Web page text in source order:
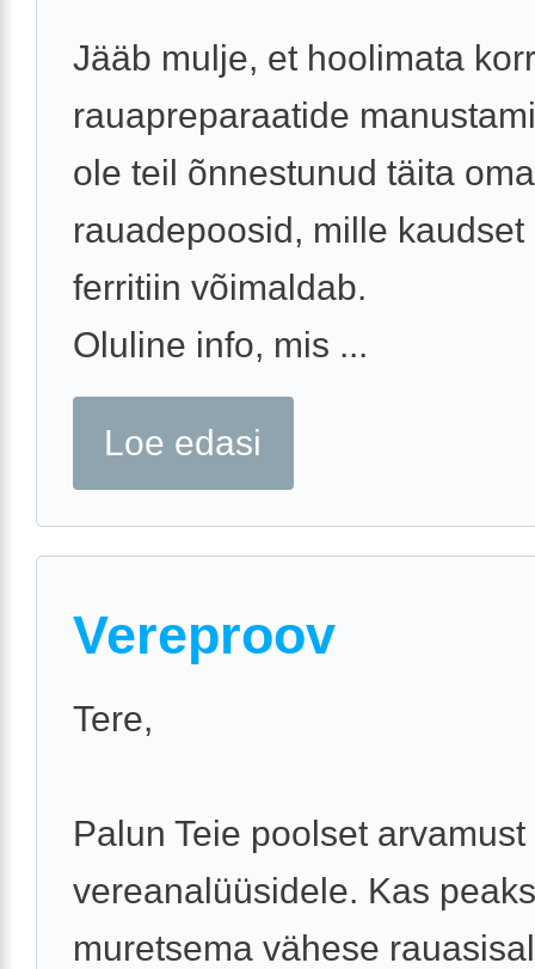
Jääb mulje, et hoolimata
rauapreparaatide
ole teil õnnestunud täita oma
rauadepoosid, mille
ferritiin võimaldab.
Oluline info, mis ...
Loe edasi
Vereproov
Tere,
Palun Teie poolset arvamust
vereanalüüsidele. Kas
muretsema vähese